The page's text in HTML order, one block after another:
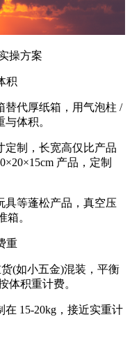
操方案
积
代厚纸箱，用气泡柱 /
体积。
制，长宽高仅比产品
产品，定制
等蓬松产品，真空压
箱。
重
(如小五金)混装，平衡
体积重计费。
15-20kg，接近实重计